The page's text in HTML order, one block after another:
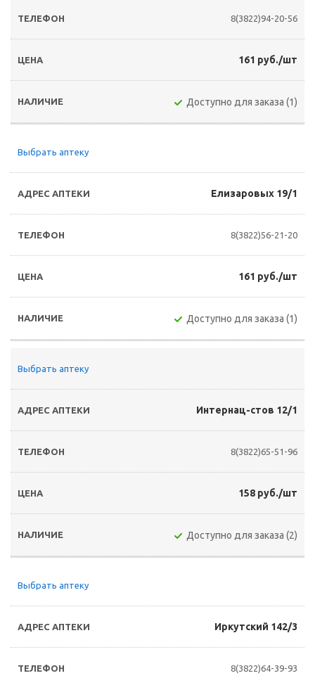
8(3822)94-20-56
161 руб./шт
Доступно для заказа (1)
Выбрать аптеку
Елизаровых 19/1
8(3822)56-21-20
161 руб./шт
Доступно для заказа (1)
Выбрать аптеку
Интернац-стов 12/1
8(3822)65-51-96
158 руб./шт
Доступно для заказа (2)
Выбрать аптеку
Иркутский 142/3
8(3822)64-39-93